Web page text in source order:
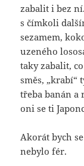
zabalit i bez
s čímkoli
sezamem,
uzeného
taky zabalit,
směs, „krabí“
třeba banán a
oni se ti
Akorát bych
nebylo fér.